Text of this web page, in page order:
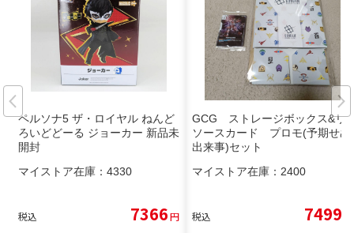
ペルソナ5 ザ・ロイヤル ねんど
ろいどどーる ジョーカー 新品未
開封
マイストア在庫： 4330
税込 7366円
GCG ストレージボックス&リ
ソースカード プロモ(予期せぬ
出来事)セット
マイストア在庫： 2400
税込 7499